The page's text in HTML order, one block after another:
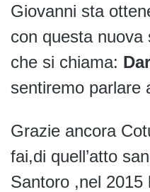
Giovanni sta
con questa nuova
che si chiama:
sentiremo parlare
Grazie ancora
fai,di quell’atto
Santoro ,nel 2015